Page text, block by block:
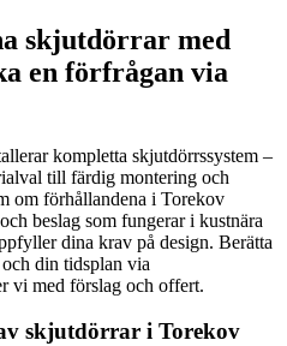
skjutdörrar med
en förfrågan via
kompletta skjutdörrssystem –
till färdig montering och
om förhållandena i Torekov
beslag som fungerar i kustnära
dina krav på design. Berätta
din tidsplan via
vi med förslag och offert.
skjutdörrar i Torekov